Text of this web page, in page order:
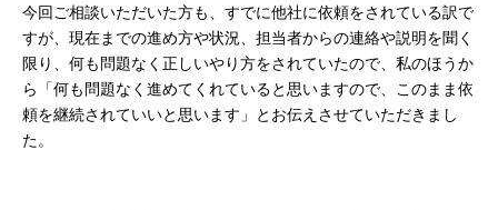
今回ご相談いただいた方も、すでに他社に依頼をされている訳で
すが、現在までの進め方や状況、担当者からの連絡や説明を聞く
限り、何も問題なく正しいやり方をされていたので、私のほうか
ら「何も問題なく進めてくれていると思いますので、このまま依
頼を継続されていいと思います」とお伝えさせていただきまし
た。